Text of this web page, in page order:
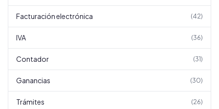
Facturación electrónica (42)
IVA (36)
Contador (31)
Ganancias (30)
Trámites (26)